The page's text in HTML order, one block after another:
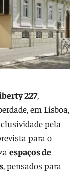
227,
em Lisboa,
pela
para o
espaços de
, pensados para